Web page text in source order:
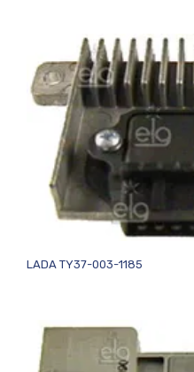
LADA TY37-003-1185